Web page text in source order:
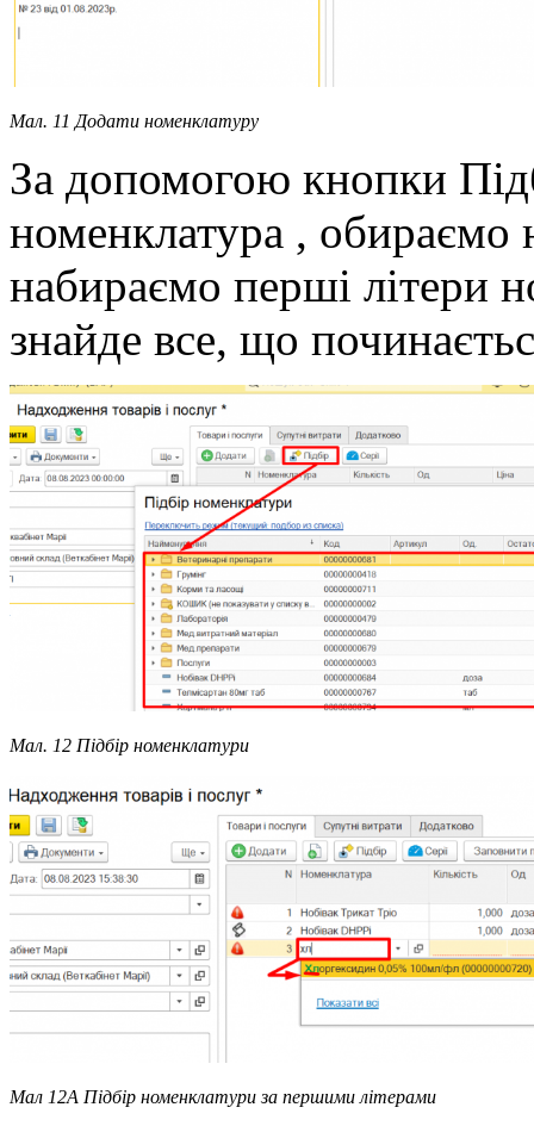
Мал. 11 Додати номенклатуру
За допомогою кнопки
номенклатура , обираємо
набираємо перші літери
знайде все, що
Мал. 12 Підбір номенклатури
Мал 12А Підбір номенклатури за першими літерами